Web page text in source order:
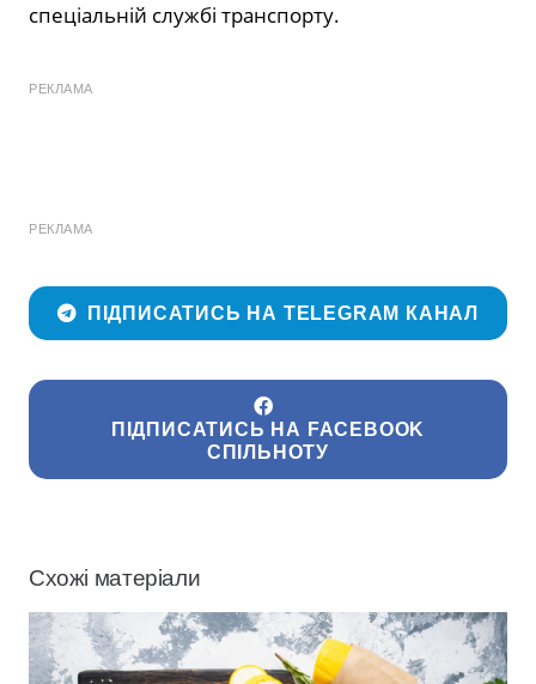
спеціальній службі транспорту.
РЕКЛАМА
РЕКЛАМА
ПІДПИСАТИСЬ НА TELEGRAM КАНАЛ
ПІДПИСАТИСЬ НА FACEBOOK
СПІЛЬНОТУ
Схожі матеріали